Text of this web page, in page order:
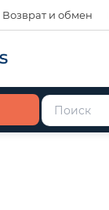
Возврат и обмен